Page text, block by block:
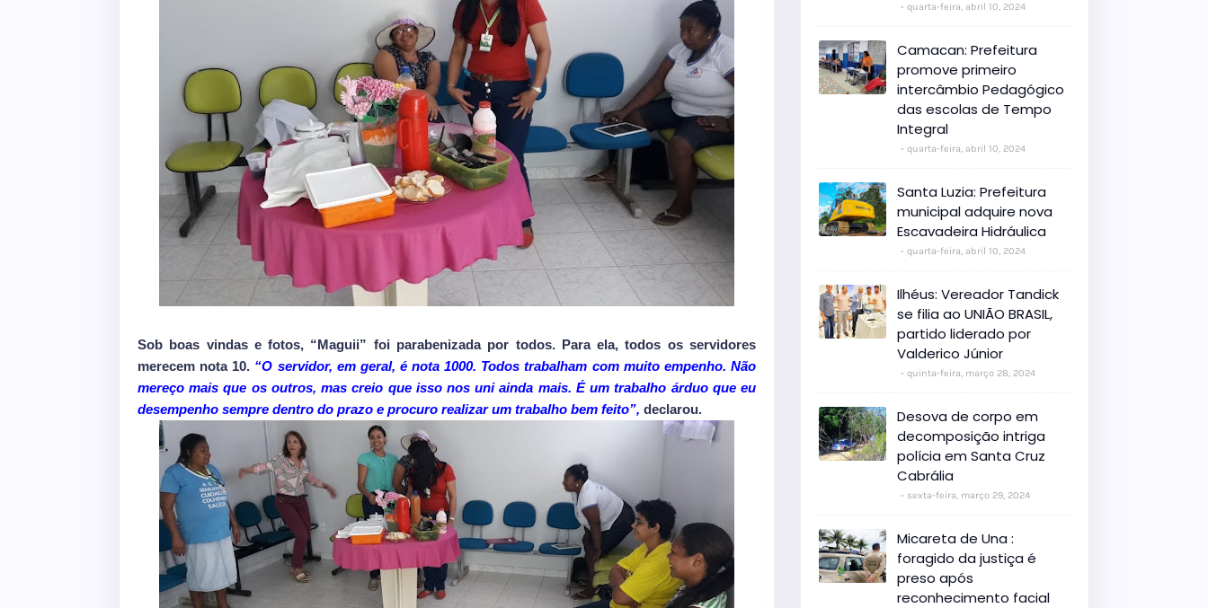
Sob boas vindas e fotos, “Maguii” foi parabenizada por todos. Para ela, todos os servidores
merecem nota 10. “O servidor, em geral, é nota 1000. Todos trabalham com muito empenho. Não
mereço mais que os outros, mas creio que isso nos uni ainda mais. É um trabalho árduo que eu
desempenho sempre dentro do prazo e procuro realizar um trabalho bem feito”, declarou.
quarta-feira, abril 10, 2024
Camacan: Prefeitura
promove primeiro
intercâmbio Pedagógico
das escolas de Tempo
Integral
quarta-feira, abril 10, 2024
Santa Luzia: Prefeitura
municipal adquire nova
Escavadeira Hidráulica
quarta-feira, abril 10, 2024
Ilhéus: Vereador Tandick
se filia ao UNIÃO BRASIL,
partido liderado por
Valderico Júnior
quinta-feira, março 28, 2024
Desova de corpo em
decomposição intriga
polícia em Santa Cruz
Cabrália
sexta-feira, março 29, 2024
Micareta de Una :
foragido da justiça é
preso após
reconhecimento facial